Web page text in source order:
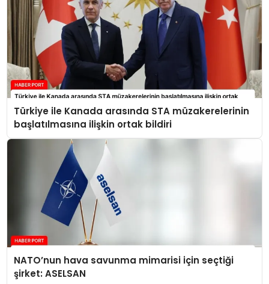
Türkiye ile Kanada arasında STA müzakerelerinin
başlatılmasına ilişkin ortak bildiri
NATO’nun hava savunma mimarisi için seçtiği
şirket: ASELSAN